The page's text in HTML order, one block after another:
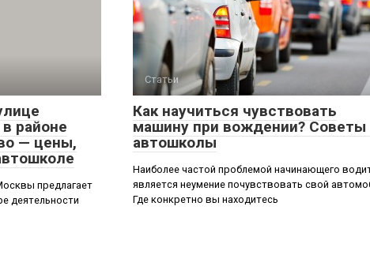
районе
— цены,
предлагает
деятельности
Статьи
Как научиться чувствовать
машину при вождении? Советы
автошколы
Наиболее частой проблемой начинающего
является неумение почувствовать свой
Где конкретно вы находитесь